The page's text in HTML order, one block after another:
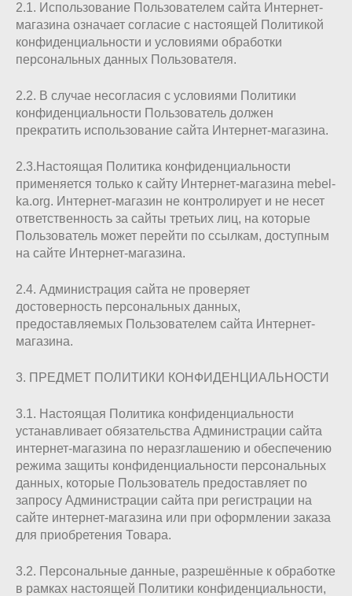
2.1. Использование Пользователем сайта Интернет-
магазина означает согласие с настоящей Политикой
конфиденциальности и условиями обработки
персональных данных Пользователя.
2.2. В случае несогласия с условиями Политики
конфиденциальности Пользователь должен
прекратить использование сайта Интернет-магазина.
2.3.Настоящая Политика конфиденциальности
применяется только к сайту Интернет-магазина mebel-
ka.org. Интернет-магазин не контролирует и не несет
ответственность за сайты третьих лиц, на которые
Пользователь может перейти по ссылкам, доступным
на сайте Интернет-магазина.
2.4. Администрация сайта не проверяет
достоверность персональных данных,
предоставляемых Пользователем сайта Интернет-
магазина.
3. ПРЕДМЕТ ПОЛИТИКИ КОНФИДЕНЦИАЛЬНОСТИ
3.1. Настоящая Политика конфиденциальности
устанавливает обязательства Администрации сайта
интернет-магазина по неразглашению и обеспечению
режима защиты конфиденциальности персональных
данных, которые Пользователь предоставляет по
запросу Администрации сайта при регистрации на
сайте интернет-магазина или при оформлении заказа
для приобретения Товара.
3.2. Персональные данные, разрешённые к обработке
в рамках настоящей Политики конфиденциальности,